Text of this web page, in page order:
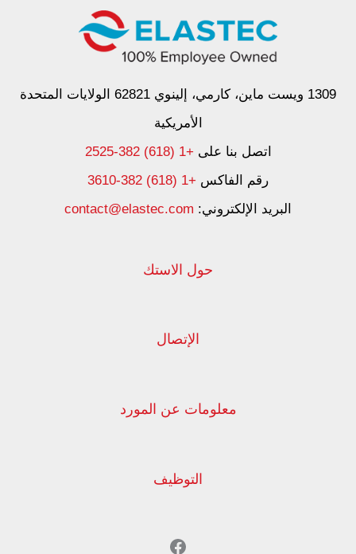
1309 ويست ماين، كارمي، إلينوي 62821 الولايات المتحدة
الأمريكية
اتصل بنا على +1 (618) 382-2525
رقم الفاكس +1 (618) 382-3610
البريد الإلكتروني: contact@elastec.com
حول الاستك
الإتصال
معلومات عن المورد
التوظيف